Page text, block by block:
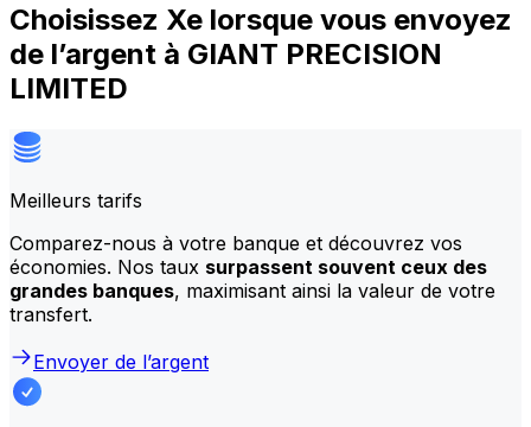
Choisissez Xe lorsque vous envoyez
de l’argent à GIANT PRECISION
LIMITED
Meilleurs tarifs
Comparez-nous à votre banque et découvrez vos
économies. Nos taux surpassent souvent ceux des
grandes banques, maximisant ainsi la valeur de votre
transfert.
Envoyer de l’argent